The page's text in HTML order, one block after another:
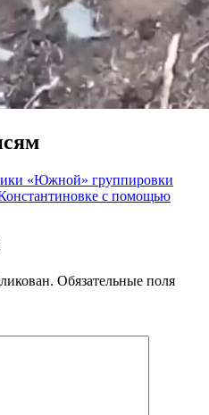
«Южной» группировки
с помощью
Обязательные поля